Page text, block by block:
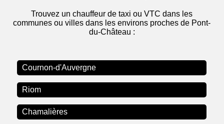
Trouvez un chauffeur de taxi ou VTC dans les
communes ou villes dans les environs proches de Pont-
du-Château :
Cournon-d'Auvergne
Riom
Chamalières